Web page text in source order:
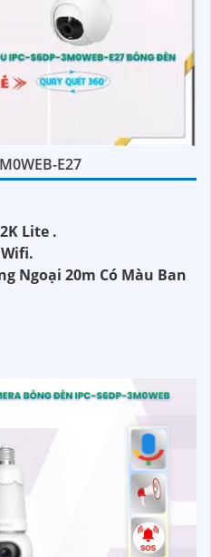
E27
2K Lite .
Ngoại 20m Có Màu Ban